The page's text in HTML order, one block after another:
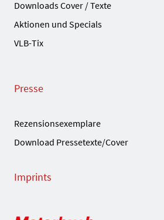
Downloads Cover / Texte
Aktionen und Specials
VLB-Tix
Presse
Rezensionsexemplare
Download Pressetexte/Cover
Imprints